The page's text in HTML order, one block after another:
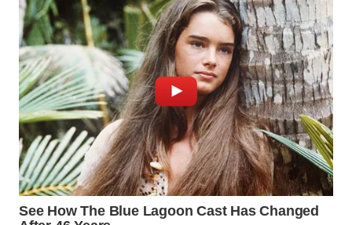
BORNEO
Wahana
Media
Group
WAHANA
NEWS
WAHANA
TANI